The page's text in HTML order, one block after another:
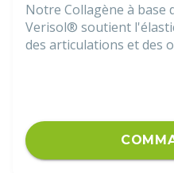
Notre Collagène à base
Verisol® soutient
des articulations et des